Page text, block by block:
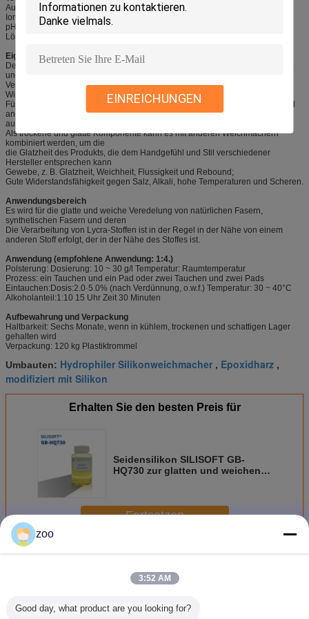
EINREICHUNGEN
Aussehen: Farbloser bis gelblicher transparenter Liqui
Ionisität: Schwache Kationität
pH-Wert: 6,0 bis 7.0
Löslichkeit: In Wasser in beliebigem Verhältnis auflösbar
Eigenschaften
Denim und chemische Fasern und andere Stoffe erhalten eine bessere glatte
und weiche Wirkung;
Verwendung für Baumwolle, Lycra und oder Stoffe mit glatter und kühlender
Wirkung;
Für den Einsatz in Pullover, Spinngarnen, Wolle, Kaschmir, Korallenwolle und
anderen Geweben, mit
ausgezeichnete Glatzheit und Weichheit;
Als trockene und glatte Komponente kann es mit anderen Weichmachern
kombiniert werden, um die
die Glatzheit des Produkts, die dem Handgefühl und Stil verschiedener
Hersteller entsprechen kann
Gewebe, z. B. Glatzheit, Weichheit, Flussigkeit und Rebound;
Gute Widerstandsfähigkeit gegen Salz, Alkali, hohe Temperaturen und Scheren.
Anwendungsbereich
Es wird für die glatte und weiche Veredelung von natürlichen Fasern,
synthetischen Fasern und deren
Die Verarbeitung von Lycra-Stoffen ist in der Regel in der Nähe von einem
anderen Stoff erfolgt, der in der Nähe des Stoffes ist.
Anwendung (empfohlene Anwendung: 1:4.)
Polsterung: Dosierung: 10 ~ 30 g/l Temperatur: Raumtemperatur
Prozess: ein Tauchen und ein Pad oder zwei Tauchen und zwei Pads
Eintauchen:Dosis:2.0·5.0% (nach Verdünnung, o.w.f.) Temperatur: 30 ~ 40°C
Alkoholanteil:1:10 15 Uhr Zeit 30 Minuten
Aufbewahrung und Verpackung
Haltbarkeit: Sechs Monate, wenn in kühlem, trockenen und schattigen Lager
gehalten wird
Verpackung: 120 kg Plastiktrommel
Umbauten: Hydrophiler Silikonweichmacher , Epoxidharz ,
modifiziert mit Silikon
Erhalten Sie den besten Preis für
Seidensilikon SILISOFT GB-
HQ730 zur glatten und weichen
Mischungen
Fortsetzen
MehrSilikon-Block-Copolymer
zoo
3:52 AM
Good day, what product are you looking for?